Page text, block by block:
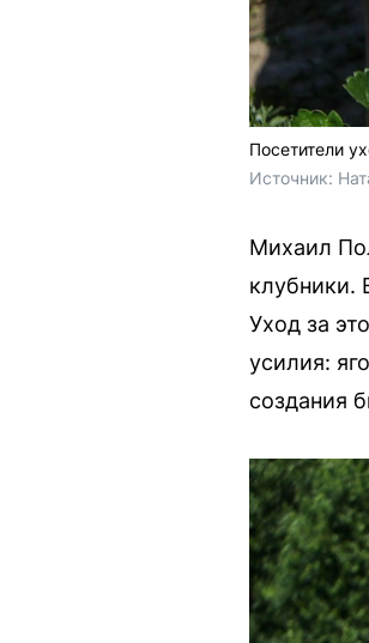
Посетители
Источник:
Михаил
клубники.
Уход за
усилия:
создания